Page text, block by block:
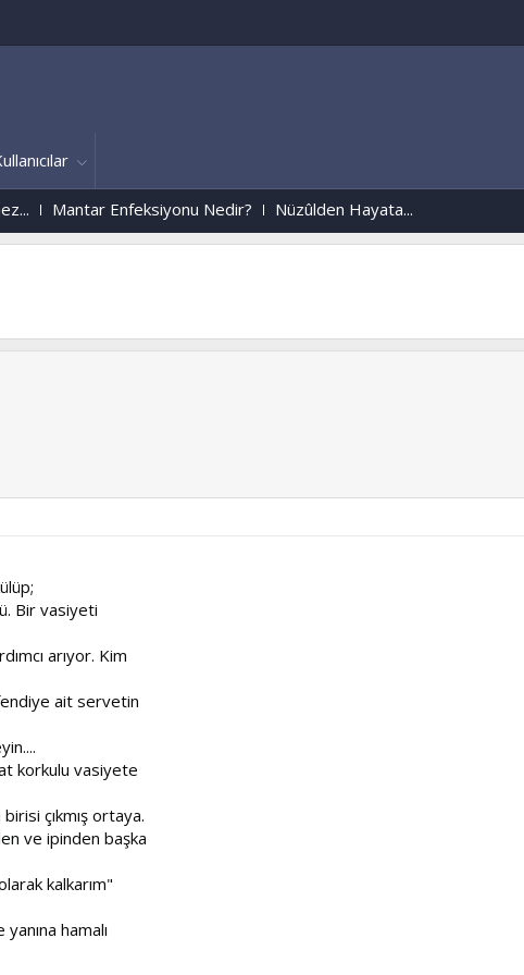
Enfeksiyonu Nedir? Nüzûlden Hayata...
Bir vasiyeti
arıyor. Kim
ait servetin
korkulu vasiyete
çıkmış ortaya.
ve ipinden başka
kalkarım"
hamalı